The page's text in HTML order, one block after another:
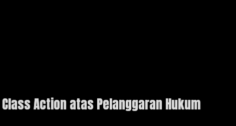
Action atas Pelanggaran Hukum